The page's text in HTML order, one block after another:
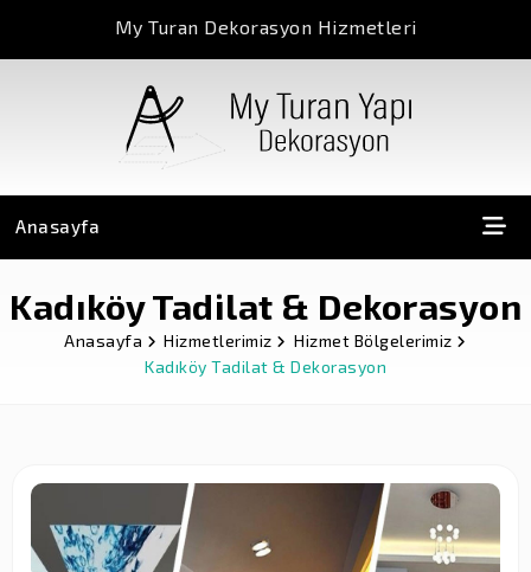
My Turan Dekorasyon Hizmetleri
Anasayfa
Kadıköy Tadilat & Dekorasyon
Anasayfa Hizmetlerimiz
Hizmet Bölgelerimiz
Kadıköy Tadilat & Dekorasyon